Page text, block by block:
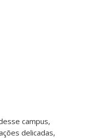
campus,
delicadas,